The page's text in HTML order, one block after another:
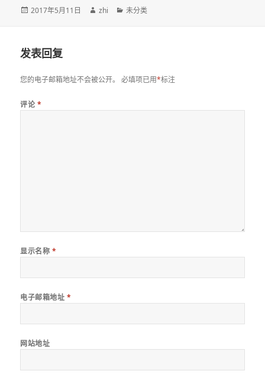
发
2017年5月11日
作
zhi
分
未分类
发表回复
您的电子邮箱地址不会被公开。 必填项已用*标注
评论 *
显示名称 *
电子邮箱地址 *
网站地址